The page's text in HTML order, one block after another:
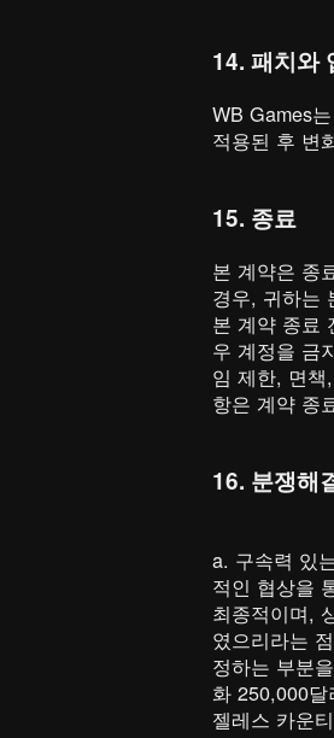
14. 패치와
WB Games
적용된 후 변
15. 종료
본 계약은 종
경우, 귀하는
본 계약 종료
우 계정을 금
임 제한, 면
항은 계약 종
16. 분쟁해
a. 구속력 있
적인 협상을
최종적이며,
였으리라는
정하는 부분
화 250,000
젤레스 카운